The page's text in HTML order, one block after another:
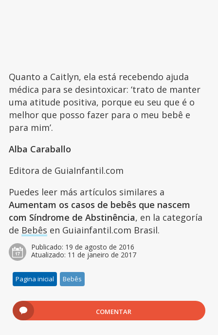
Quanto a Caitlyn, ela está recebendo ajuda
médica para se desintoxicar: ‘trato de manter
uma atitude positiva, porque eu seu que é o
melhor que posso fazer para o meu bebê e
para mim’.
Alba Caraballo
Editora de GuiaInfantil.com
Puedes leer más artículos similares a
Aumentam os casos de bebês que nascem
com Síndrome de Abstinência, en la categoría
de Bebês en Guiainfantil.com Brasil.
Publicado: 19 de agosto de 2016
Atualizado: 11 de janeiro de 2017
Pagina inicial Bebês
COMENTAR